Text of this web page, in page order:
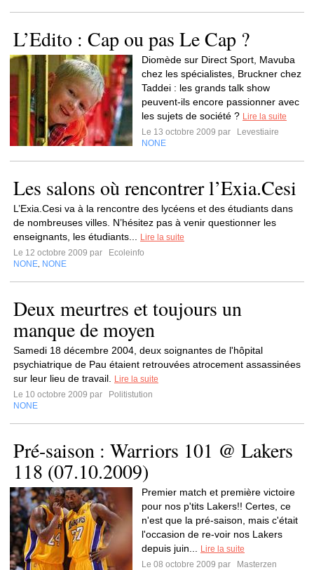
L’Edito : Cap ou pas Le Cap ?
Diomède sur Direct Sport, Mavuba
chez les spécialistes, Bruckner chez
Taddei : les grands talk show
peuvent-ils encore passionner avec
les sujets de société ? Lire la suite
Le 13 octobre 2009 par
Levestiaire
NONE
Les salons où rencontrer l’Exia.Cesi
L’Exia.Cesi va à la rencontre des lycéens et des étudiants dans
de nombreuses villes. N’hésitez pas à venir questionner les
enseignants, les étudiants...
Lire la suite
Le 12 octobre 2009 par
Ecoleinfo
NONE NONE
Deux meurtres et toujours un
manque de moyen
Samedi 18 décembre 2004, deux soignantes de l'hôpital
psychiatrique de Pau étaient retrouvées atrocement assassinées
sur leur lieu de travail.
Lire la suite
Le 10 octobre 2009 par
Politistution
NONE
Pré-saison : Warriors 101 @ Lakers
118 (07.10.2009)
Premier match et première victoire
pour nos p'tits Lakers!! Certes, ce
n'est que la pré-saison, mais c'était
l'occasion de re-voir nos Lakers
depuis juin...
Lire la suite
Le 08 octobre 2009 par
Masterzen